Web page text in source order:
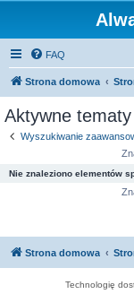
FAQ
Strona domowa
Aktywne tematy
Wyszukiwanie
Nie znaleziono elementów
Strona domowa
Technologię